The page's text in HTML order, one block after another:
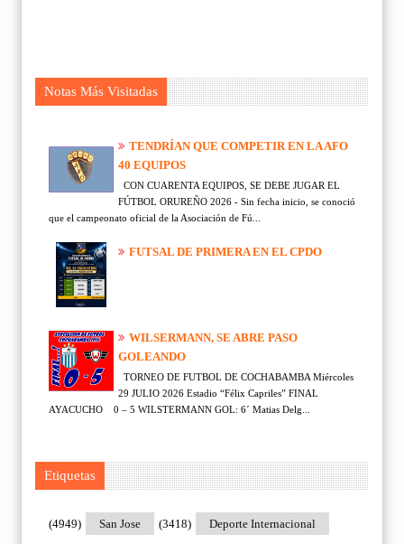
Notas Más Visitadas
TENDRÍAN QUE COMPETIR EN LA AFO
40 EQUIPOS
CON CUARENTA EQUIPOS, SE DEBE JUGAR EL
FÚTBOL ORUREÑO 2026 - Sin fecha inicio, se conoció
que el campeonato oficial de la Asociación de Fú...
FUTSAL DE PRIMERA EN EL CPDO
WILSERMANN, SE ABRE PASO
GOLEANDO
TORNEO DE FUTBOL DE COCHABAMBA Miércoles
29 JULIO 2026 Estadio “Félix Capriles” FINAL
AYACUCHO 0 – 5 WILSTERMANN GOL: 6´ Matias Delg...
Etiquetas
San Jose
(4949) Deporte Internacional
(3418)